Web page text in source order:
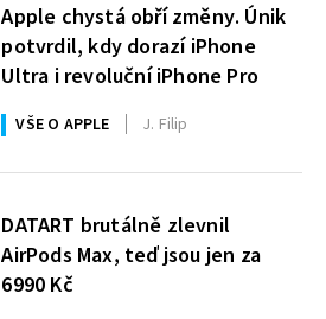
Apple chystá obří změny. Únik
potvrdil, kdy dorazí iPhone
Ultra i revoluční iPhone Pro
VŠE O APPLE J. Filip
DATART brutálně zlevnil
AirPods Max, teď jsou jen za
6990 Kč